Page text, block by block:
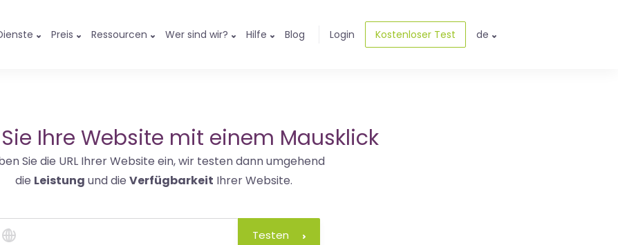
Preis Ressourcen Wer sind wir? Hilfe Blog Login Kostenloser Test de
Ihre Website mit einem Mausklick
Sie die URL Ihrer Website ein, wir testen dann umgehend
die Leistung und die Verfügbarkeit Ihrer Website.
Testen